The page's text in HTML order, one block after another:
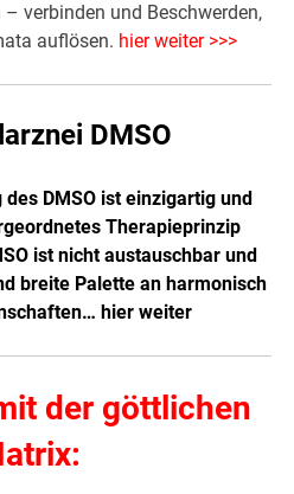
verbinden und Beschwerden,
auflösen. hier weiter >>>
DMSO
DMSO ist einzigartig und
Therapieprinzip
ist nicht austauschbar und
breite Palette an harmonisch
hier weiter
der göttlichen